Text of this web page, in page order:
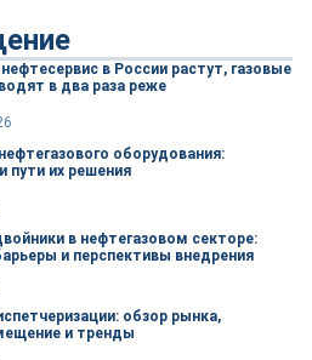
в России растут, газовые
в два раза реже
оборудования:
пути их решения
в нефтегазовом секторе:
и перспективы внедрения
обзор рынка,
и тренды